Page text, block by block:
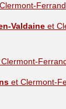
Ferrand
Valdaine et
et Clermont-